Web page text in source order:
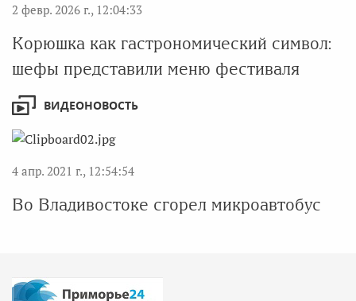
2 февр. 2026 г., 12:04:33
Корюшка как гастрономический символ:
шефы представили меню фестиваля
ВИДЕОНОВОСТЬ
4 апр. 2021 г., 12:54:54
Во Владивостоке сгорел микроавтобус